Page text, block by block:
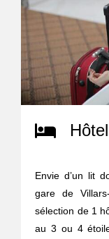
Envie d’un lit
gare de
sélection de 1
au 3 ou 4